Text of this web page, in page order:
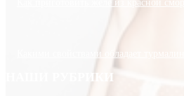
Как приготовить желе из красной
Какими свойствами обладает турмалин?
НАШИ РУБРИКИ